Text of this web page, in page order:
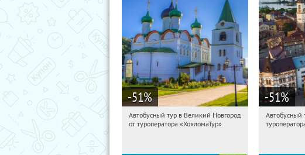
-51%
11:47:40 Купили:2
Автобусный тур в Великий Новгород
от туроператора «ХохломаТур»
-51%
11:47:40
Автобусный